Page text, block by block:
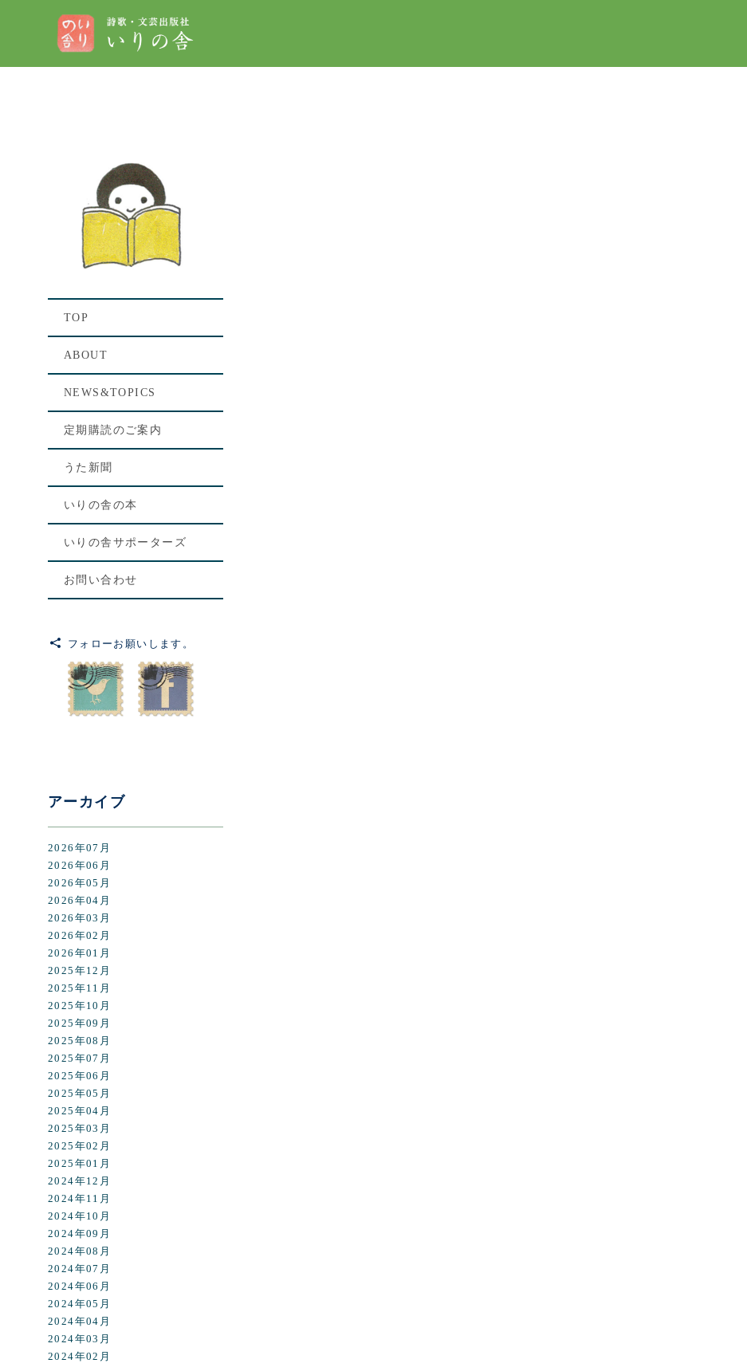
TOP
ABOUT
NEWS&TOPICS
定期購読のご案内
うた新聞
いりの舎の本
いりの舎サポーターズ
お問い合わせ
フォローお願いします。
アーカイブ
2026年07月
2026年06月
2026年05月
2026年04月
2026年03月
2026年02月
2026年01月
2025年12月
2025年11月
2025年10月
2025年09月
2025年08月
2025年07月
2025年06月
2025年05月
2025年04月
2025年03月
2025年02月
2025年01月
2024年12月
2024年11月
2024年10月
2024年09月
2024年08月
2024年07月
2024年06月
2024年05月
2024年04月
2024年03月
2024年02月